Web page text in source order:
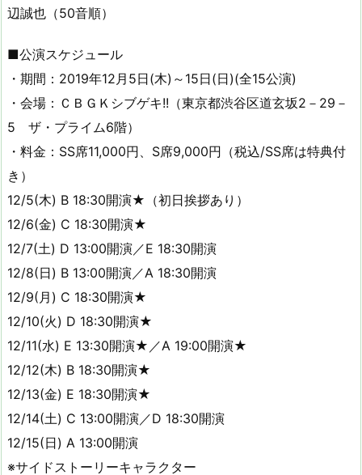
辺誠也（50音順）
■公演スケジュール
・期間：2019年12月5日(木)～15日(日)(全15公演)
・会場：ＣＢＧＫシブゲキ!!（東京都渋谷区道玄坂2－29－
5 ザ・プライム6階）
・料金：SS席11,000円、S席9,000円（税込/SS席は特典付
き）
12/5(木) B 18:30開演★（初日挨拶あり）
12/6(金) C 18:30開演★
12/7(土) D 13:00開演／E 18:30開演
12/8(日) B 13:00開演／A 18:30開演
12/9(月) C 18:30開演★
12/10(火) D 18:30開演★
12/11(水) E 13:30開演★／A 19:00開演★
12/12(木) B 18:30開演★
12/13(金) E 18:30開演★
12/14(土) C 13:00開演／D 18:30開演
12/15(日) A 13:00開演
※サイドストーリーキャラクター